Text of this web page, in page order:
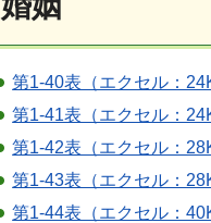
第1-40表（エクセル：
第1-41表（エクセル：
第1-42表（エクセル：
第1-43表（エクセル：
第1-44表（エクセル：